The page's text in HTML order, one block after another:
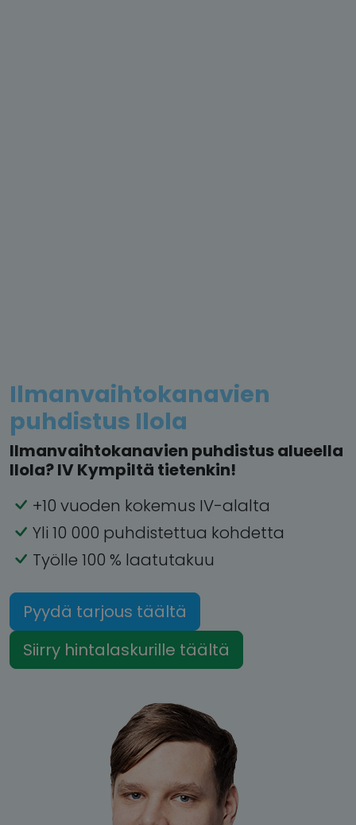
Ilmanvaihtokanavien
puhdistus Ilola
Ilmanvaihtokanavien puhdistus alueella
Ilola? IV Kympiltä tietenkin!
+10 vuoden kokemus IV-alalta
Yli 10 000 puhdistettua kohdetta
Työlle 100 % laatutakuu
Pyydä tarjous täältä
Siirry hintalaskurille täältä